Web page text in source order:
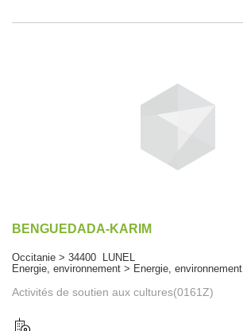
BENGUEDADA-KARIM
Occitanie > 34400 LUNEL
Energie, environnement > Energie, environnement
Activités de soutien aux cultures(0161Z)